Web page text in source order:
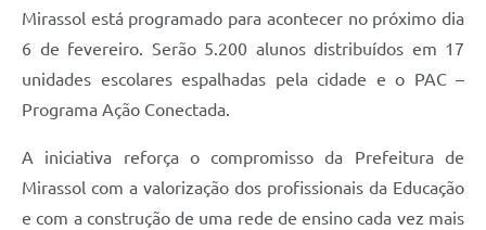
Mirassol está programado para acontecer no próximo dia
6 de fevereiro. Serão 5.200 alunos distribuídos em 17
unidades escolares espalhadas pela cidade e o PAC –
Programa Ação Conectada.
A iniciativa reforça o compromisso da Prefeitura de
Mirassol com a valorização dos profissionais da Educação
e com a construção de uma rede de ensino cada vez mais